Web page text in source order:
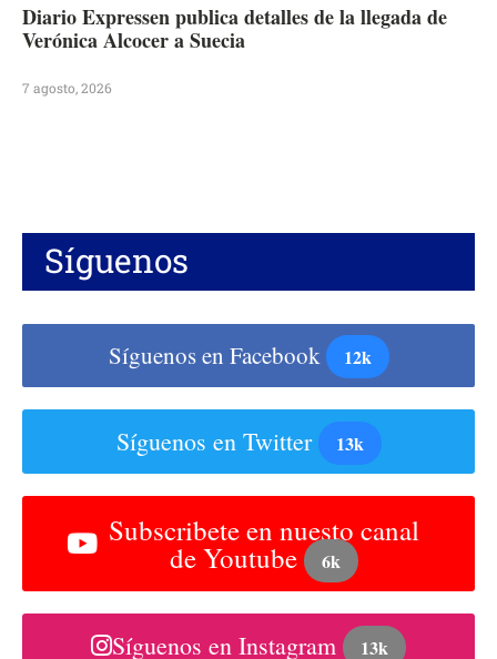
Diario Expressen publica detalles de la llegada de
Verónica Alcocer a Suecia
7 agosto, 2026
Síguenos
Síguenos en Facebook 12k
Síguenos en Twitter 13k
Subscribete en nuesto canal
de Youtube 6k
Síguenos en Instagram 13k